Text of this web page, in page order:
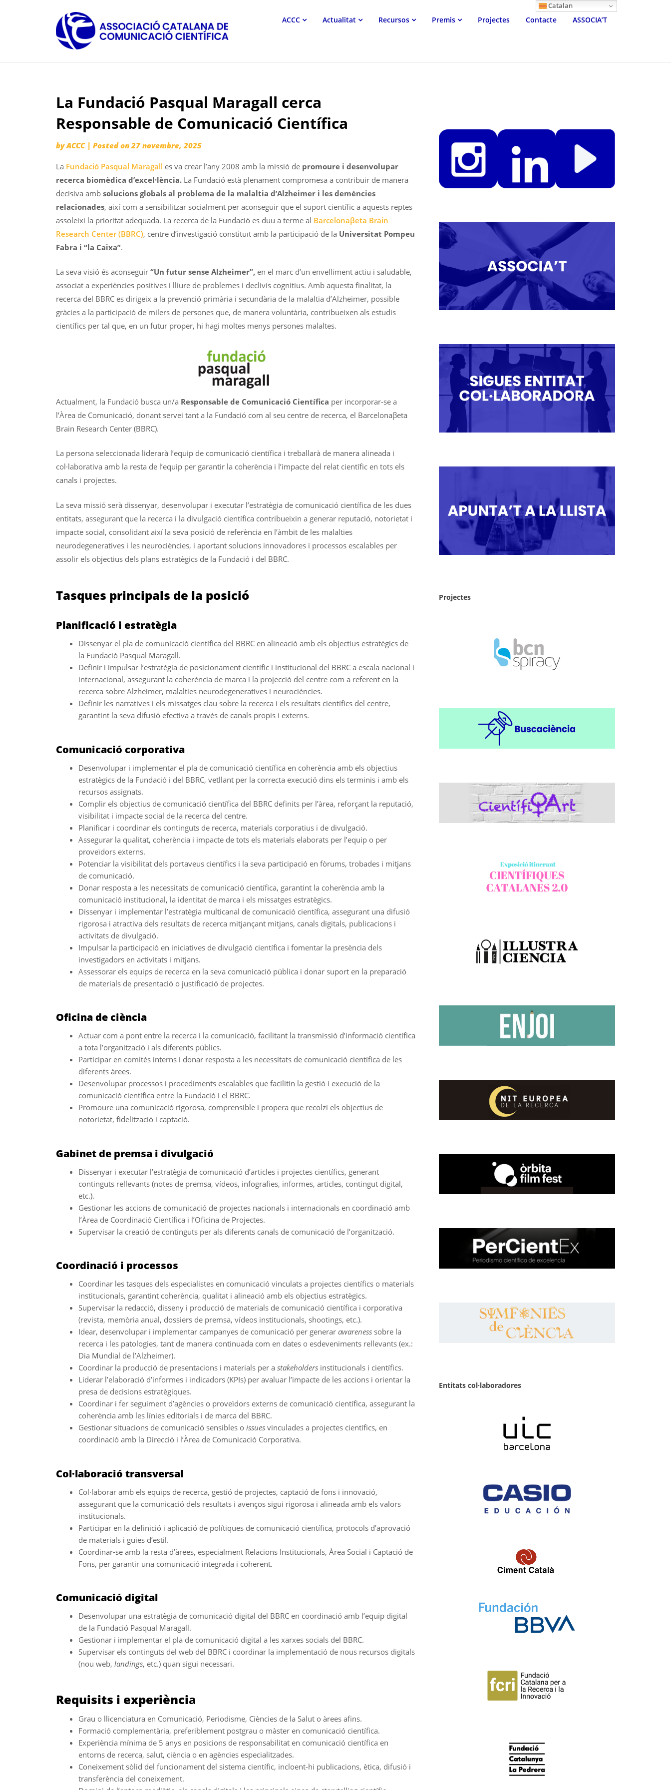
Associació
Comunicació
ACCC Actualitat Recursos Premis Projectes Contacte ASSOCIA’T
La Fundació Pasqual Maragall cerca
Responsable de Comunicació Científica
byACCC | Posted on 27 novembre, 2025
La Fundació Pasqual Maragall es va crear l’any 2008 amb la missió de promoure i desenvolupar
recerca biomèdica d’excel·lència. La Fundació està plenament compromesa a contribuir de manera
decisiva amb solucions globals al problema de la malaltia d’Alzheimer i les demències
relacionades, així com a sensibilitzar socialment per aconseguir que el suport científic a aquests reptes
assoleixi la prioritat adequada. La recerca de la Fundació es duu a terme al Barcelonaβeta Brain
Research Center (BBRC), centre d’investigació constituït amb la participació de la Universitat Pompeu
Fabra i “la Caixa”.
La seva visió és aconseguir “Un futur sense Alzheimer”, en el marc d’un envelliment actiu i saludable,
associat a experiències positives i lliure de problemes i declivis cognitius. Amb aquesta finalitat, la
recerca del BBRC es dirigeix a la prevenció primària i secundària de la malaltia d’Alzheimer, possible
gràcies a la participació de milers de persones que, de manera voluntària, contribueixen als estudis
científics per tal que, en un futur proper, hi hagi moltes menys persones malaltes.
Actualment, la Fundació busca un/a Responsable de Comunicació Científica per incorporar-se a
l’Àrea de Comunicació, donant servei tant a la Fundació com al seu centre de recerca, el Barcelonaβeta
Brain Research Center (BBRC).
La persona seleccionada liderarà l’equip de comunicació científica i treballarà de manera alineada i
col·laborativa amb la resta de l’equip per garantir la coherència i l’impacte del relat científic en tots els
canals i projectes.
La seva missió serà dissenyar, desenvolupar i executar l’estratègia de comunicació científica de les dues
entitats, assegurant que la recerca i la divulgació científica contribueixin a generar reputació, notorietat i
impacte social, consolidant així la seva posició de referència en l’àmbit de les malalties
neurodegeneratives i les neurociències, i aportant solucions innovadores i processos escalables per
assolir els objectius dels plans estratègics de la Fundació i del BBRC.
Tasques principals de la posició
Planificació i estratègia
Dissenyar el pla de comunicació científica del BBRC en alineació amb els objectius estratègics de
la Fundació Pasqual Maragall.
Definir i impulsar l’estratègia de posicionament científic i institucional del BBRC a escala nacional i
internacional, assegurant la coherència de marca i la projecció del centre com a referent en la
recerca sobre Alzheimer, malalties neurodegeneratives i neurociències.
Definir les narratives i els missatges clau sobre la recerca i els resultats científics del centre,
garantint la seva difusió efectiva a través de canals propis i externs.
Comunicació corporativa
Desenvolupar i implementar el pla de comunicació científica en coherència amb els objectius
estratègics de la Fundació i del BBRC, vetllant per la correcta execució dins els terminis i amb els
recursos assignats.
Complir els objectius de comunicació científica del BBRC definits per l’àrea, reforçant la reputació,
visibilitat i impacte social de la recerca del centre.
Planificar i coordinar els continguts de recerca, materials corporatius i de divulgació.
Assegurar la qualitat, coherència i impacte de tots els materials elaborats per l’equip o per
proveïdors externs.
Potenciar la visibilitat dels portaveus científics i la seva participació en fòrums, trobades i mitjans
de comunicació.
Donar resposta a les necessitats de comunicació científica, garantint la coherència amb la
comunicació institucional, la identitat de marca i els missatges estratègics.
Dissenyar i implementar l’estratègia multicanal de comunicació científica, assegurant una difusió
rigorosa i atractiva dels resultats de recerca mitjançant mitjans, canals digitals, publicacions i
activitats de divulgació.
Impulsar la participació en iniciatives de divulgació científica i fomentar la presència dels
investigadors en activitats i mitjans.
Assessorar els equips de recerca en la seva comunicació pública i donar suport en la preparació
de materials de presentació o justificació de projectes.
Oficina de ciència
Actuar com a pont entre la recerca i la comunicació, facilitant la transmissió d’informació científica
a tota l’organització i als diferents públics.
Participar en comitès interns i donar resposta a les necessitats de comunicació científica de les
diferents àrees.
Desenvolupar processos i procediments escalables que facilitin la gestió i execució de la
comunicació científica entre la Fundació i el BBRC.
Promoure una comunicació rigorosa, comprensible i propera que recolzi els objectius de
notorietat, fidelització i captació.
Gabinet de premsa i divulgació
Dissenyar i executar l’estratègia de comunicació d’articles i projectes científics, generant
continguts rellevants (notes de premsa, vídeos, infografies, informes, articles, contingut digital,
etc.).
Gestionar les accions de comunicació de projectes nacionals i internacionals en coordinació amb
l’Àrea de Coordinació Científica i l’Oficina de Projectes.
Supervisar la creació de continguts per als diferents canals de comunicació de l’organització.
Coordinació i processos
Coordinar les tasques dels especialistes en comunicació vinculats a projectes científics o materials
institucionals, garantint coherència, qualitat i alineació amb els objectius estratègics.
Supervisar la redacció, disseny i producció de materials de comunicació científica i corporativa
(revista, memòria anual, dossiers de premsa, vídeos institucionals, shootings, etc.).
Idear, desenvolupar i implementar campanyes de comunicació per generar awareness sobre la
recerca i les patologies, tant de manera continuada com en dates o esdeveniments rellevants (ex.:
Dia Mundial de l’Alzheimer).
Coordinar la producció de presentacions i materials per a stakeholders institucionals i científics.
Liderar l’elaboració d’informes i indicadors (KPIs) per avaluar l’impacte de les accions i orientar la
presa de decisions estratègiques.
Coordinar i fer seguiment d’agències o proveïdors externs de comunicació científica, assegurant la
coherència amb les línies editorials i de marca del BBRC.
Gestionar situacions de comunicació sensibles o issues vinculades a projectes científics, en
coordinació amb la Direcció i l’Àrea de Comunicació Corporativa.
Col·laboració transversal
Col·laborar amb els equips de recerca, gestió de projectes, captació de fons i innovació,
assegurant que la comunicació dels resultats i avenços sigui rigorosa i alineada amb els valors
institucionals.
Participar en la definició i aplicació de polítiques de comunicació científica, protocols d’aprovació
de materials i guies d’estil.
Coordinar-se amb la resta d’àrees, especialment Relacions Institucionals, Àrea Social i Captació de
Fons, per garantir una comunicació integrada i coherent.
Comunicació digital
Desenvolupar una estratègia de comunicació digital del BBRC en coordinació amb l’equip digital
de la Fundació Pasqual Maragall.
Gestionar i implementar el pla de comunicació digital a les xarxes socials del BBRC.
Supervisar els continguts del web del BBRC i coordinar la implementació de nous recursos digitals
(nou web, landings, etc.) quan sigui necessari.
Requisits i experiència
Grau o llicenciatura en Comunicació, Periodisme, Ciències de la Salut o àrees afins.
Formació complementària, preferiblement postgrau o màster en comunicació científica.
Experiència mínima de 5 anys en posicions de responsabilitat en comunicació científica en
entorns de recerca, salut, ciència o en agències especialitzades.
Coneixement sòlid del funcionament del sistema científic, incloent-hi publicacions, ètica, difusió i
transferència del coneixement.
Projectes
Entitats col·laboradores
Catalan